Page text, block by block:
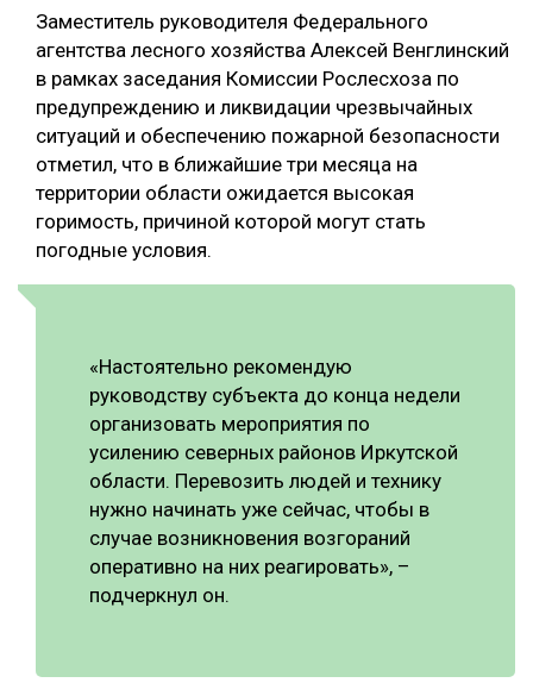
КОМПЛЕКСНАЯ ПЕРЕРАБОТКА
ДЕРЕВЯННОЕ ДОМОСТРОЕНИЕ
БЕЗОПАСНОЕ ПРОИЗВОДСТВО
СОРТИРОВКА ДРЕВЕСИНЫ
МЕБЕЛЬНОЕ ПРОИЗВОДСТВО
Заместитель руководителя Федерального
агентства лесного хозяйства Алексей Венглинский
в рамках заседания Комиссии Рослесхоза по
предупреждению и ликвидации чрезвычайных
ситуаций и обеспечению пожарной безопасности
отметил, что в ближайшие три месяца на
территории области ожидается высокая
горимость, причиной которой могут стать
погодные условия.
«Настоятельно рекомендую
руководству субъекта до конца недели
организовать мероприятия по
усилению северных районов Иркутской
области. Перевозить людей и технику
нужно начинать уже сейчас, чтобы в
случае возникновения возгораний
оперативно на них реагировать», –
подчеркнул он.